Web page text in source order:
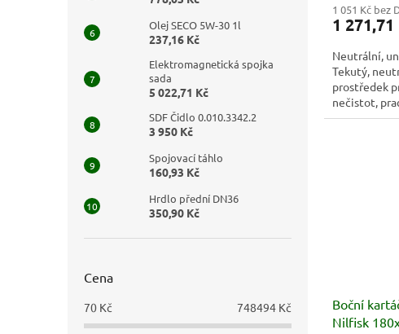
Olej SECO 5W-30 1l
237,16 Kč
Elektromagnetická spojka
sada
5 022,71 Kč
SDF Čidlo 0.010.3342.2
3 950 Kč
Spojovací táhlo
160,93 Kč
Hrdlo přední DN36
350,90 Kč
Cena
70 Kč 748494 Kč
1 051 Kč bez
1 271,71
Neutrální,
Tekutý,
prostředek
nečistot,
usazenin ze
Boční
Nilfisk